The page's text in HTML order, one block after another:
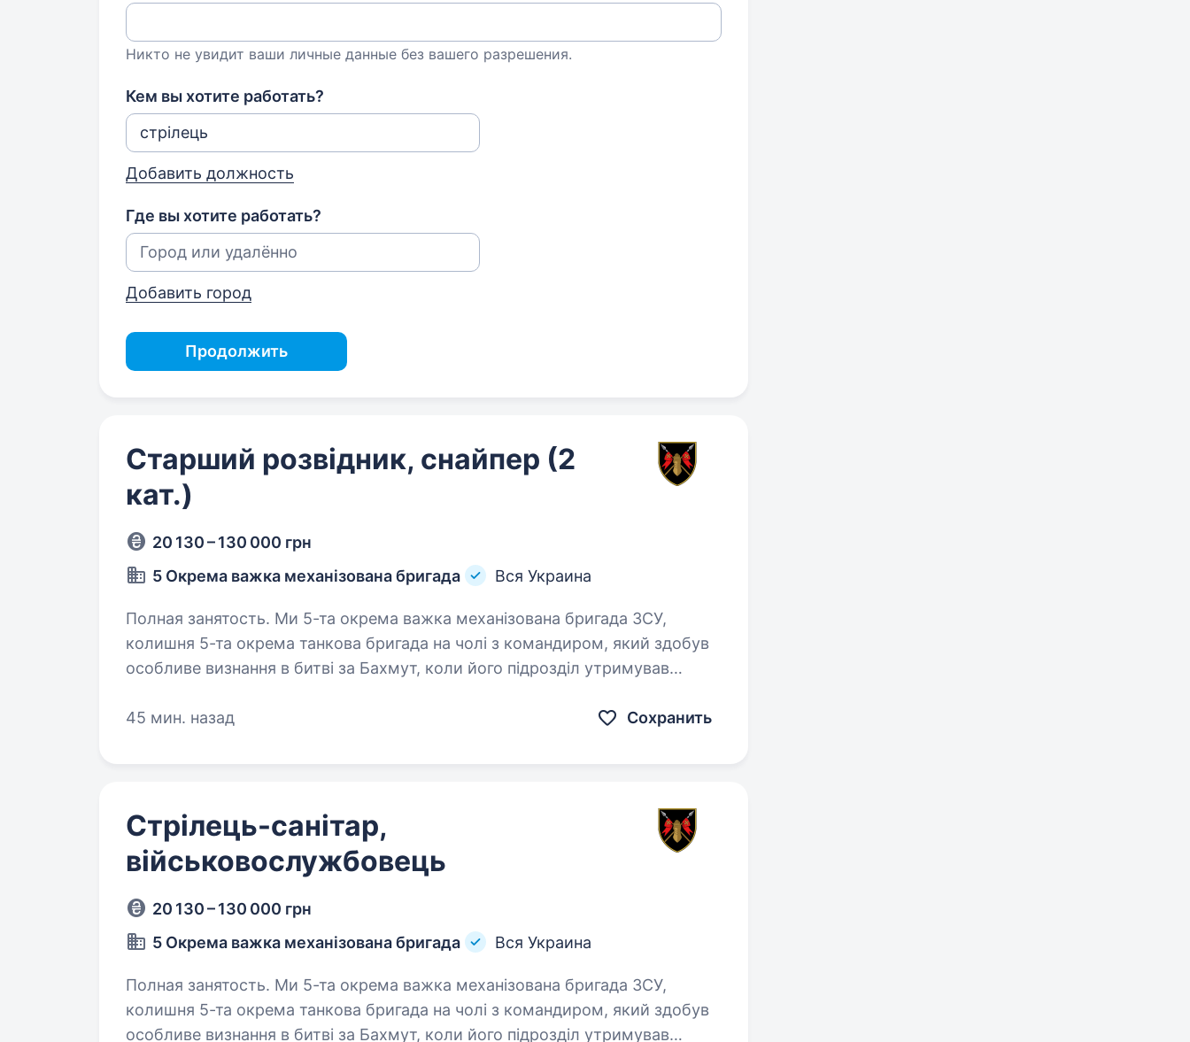
Никто не увидит ваши личные данные без вашего разрешения.
Кем вы хотите работать?
Добавить должность
Где вы хотите работать?
Добавить город
Продолжить
Старший розвідник, снайпер (2
кат.)
20 130 – 130 000 грн
5 Окрема важка механізована бригада
Вся Украина
Полная занятость. Ми 5-та окрема важка механізована бригада ЗСУ,
колишня 5-та окрема танкова бригада на чолі з командиром, який здобув
особливе визнання в битві за Бахмут, коли його підрозділ утримував
45 мин. назад
Сохранить
Стрілець-санітар,
військовослужбовець
20 130 – 130 000 грн
5 Окрема важка механізована бригада
Вся Украина
Полная занятость. Ми 5-та окрема важка механізована бригада ЗСУ,
колишня 5-та окрема танкова бригада на чолі з командиром, який здобув
особливе визнання в битві за Бахмут, коли його підрозділ утримував